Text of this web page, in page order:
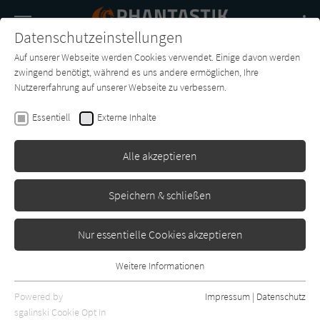
SUCHE
Buch-
Entdecker
Forum Charts
Leia Stone
Celestial City - Akademie der
Engel: Jahr 4
One by Lübbe
Datenschutzeinstellungen
Auf unserer Webseite werden Cookies verwendet. Einige davon werden
zwingend benötigt, während es uns andere ermöglichen, Ihre
Nutzererfahrung auf unserer Webseite zu verbessern.
Essentiell Externe Inhalte
Alle akzeptieren
Speichern & schließen
Nur essentielle Cookies akzeptieren
Essentielle Cookies werden für grundlegende Funktionen der
Webseite benötigt. Dadurch ist gewährleistet, dass die Webseite
Weitere Informationen
Powered by
sgalinski Cookie Opt In
Impressum | Datenschutz